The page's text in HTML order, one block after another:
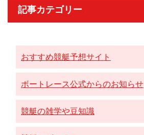
記事カテゴリー
おすすめ競艇予想サイト
ボートレース公式からのお知らせ
競艇の雑学や豆知識